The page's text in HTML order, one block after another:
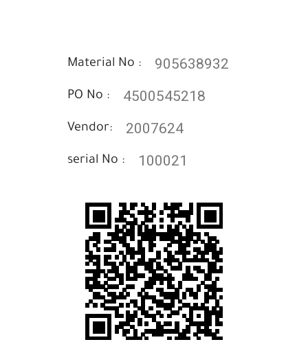
Material No : 905638932
PO No : 4500545218
Vendor: 2007624
serial No : 100021